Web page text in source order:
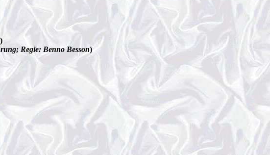
)
Regie: Benno Besson)